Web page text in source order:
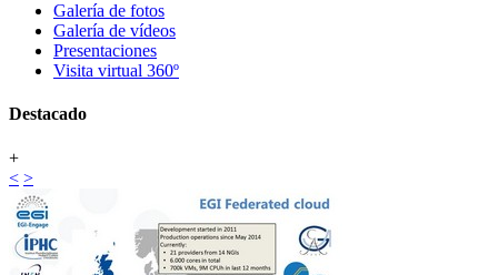
Galería de fotos
Galería de vídeos
Presentaciones
Visita virtual 360º
Destacado
+
< >